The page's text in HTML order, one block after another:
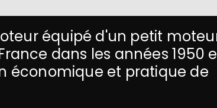
équipé d'un petit
dans les années 1950
économique et pratique de